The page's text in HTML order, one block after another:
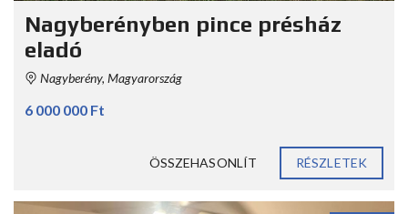
Nagyberényben pince présház
eladó
Nagyberény, Magyarország
6 000 000 Ft
ÖSSZEHASONLÍT RÉSZLETEK